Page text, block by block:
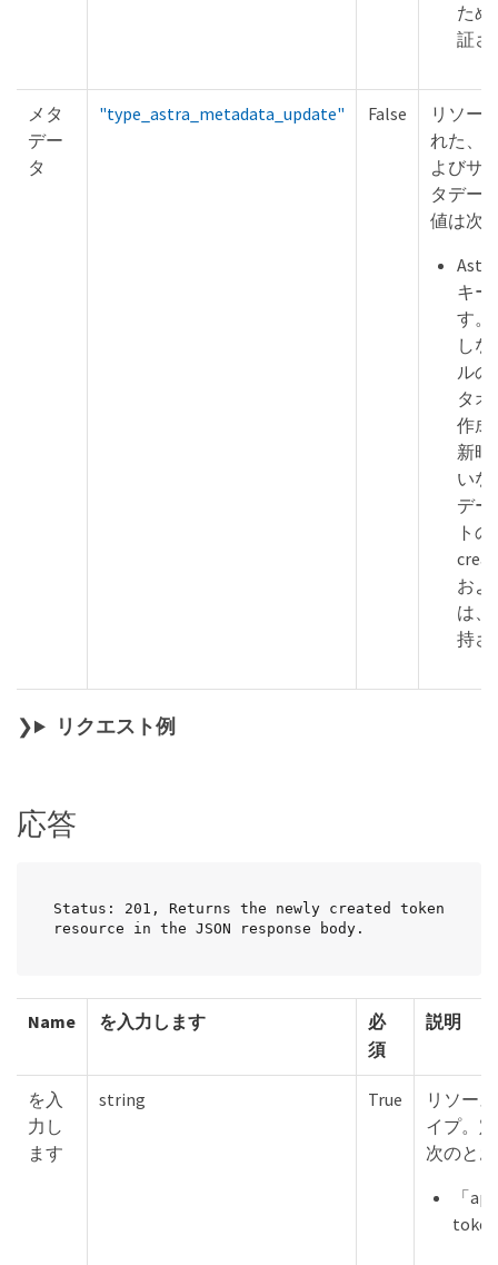
ため
証さ
メタ
デー
タ
"type_astra_metadata_update" False
リソー
れた、
よびサ
タデー
値は次
キー
す。
し
ルの
タ
作成
新時
いな
デー
ト
およ
は、
持さ
リクエスト例
応答
Status: 201, Returns the newly created token
resource in the JSON response body.
Name を入力します
必
須
説明
を入
力し
ます
string True
リソー
イプ。
次のと
「